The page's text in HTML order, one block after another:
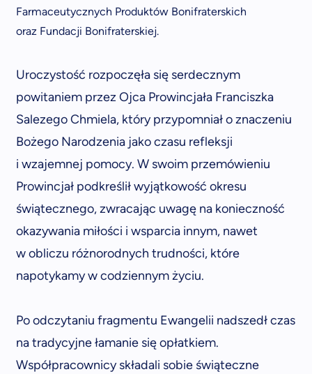
Farmaceutycznych Produktów Bonifraterskich
oraz Fundacji Bonifraterskiej.
Uroczystość rozpoczęła się serdecznym
powitaniem przez Ojca Prowincjała Franciszka
Salezego Chmiela, który przypomniał o znaczeniu
Bożego Narodzenia jako czasu refleksji
i wzajemnej pomocy. W swoim przemówieniu
Prowincjał podkreślił wyjątkowość okresu
świątecznego, zwracając uwagę na konieczność
okazywania miłości i wsparcia innym, nawet
w obliczu różnorodnych trudności, które
napotykamy w codziennym życiu.
Po odczytaniu fragmentu Ewangelii nadszedł czas
na tradycyjne łamanie się opłatkiem.
Współpracownicy składali sobie świąteczne